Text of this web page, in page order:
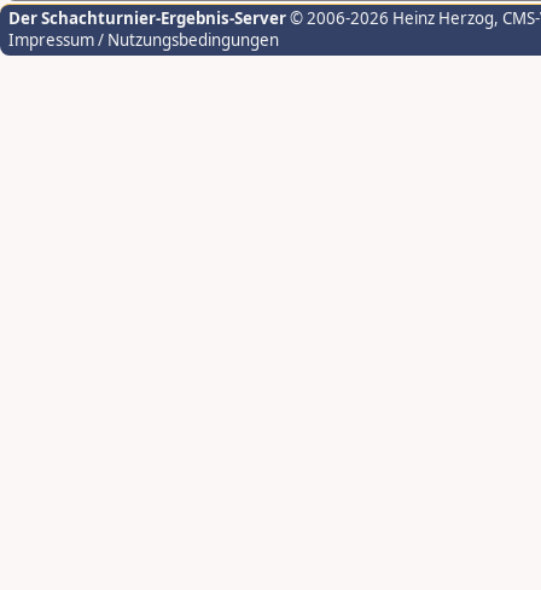
Der Schachturnier-Ergebnis-Server© 2006-2026 Heinz Herzog,
Impressum / Nutzungsbedingungen